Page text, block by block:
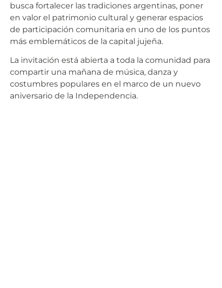
busca fortalecer las tradiciones argentinas, poner
en valor el patrimonio cultural y generar espacios
de participación comunitaria en uno de los puntos
más emblemáticos de la capital jujeña.
La invitación está abierta a toda la comunidad para
compartir una mañana de música, danza y
costumbres populares en el marco de un nuevo
aniversario de la Independencia.